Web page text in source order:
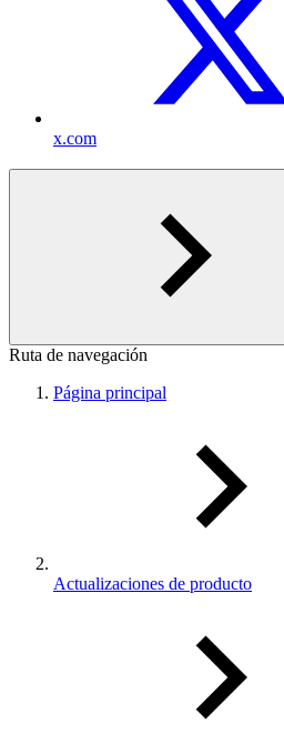
x.com
Ruta de navegación
Página principal
Actualizaciones de producto